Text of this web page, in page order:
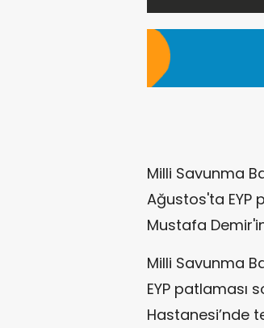
Milli Savunma
Ağustos'ta EYP
Mustafa
Milli Savunma
EYP patlaması
Hastanesi’nde